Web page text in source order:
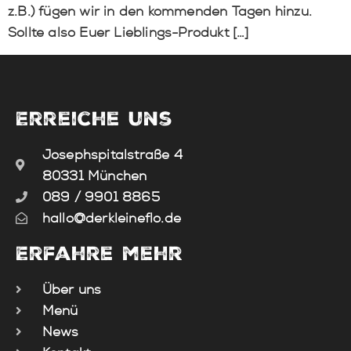
z.B.) fügen wir in den kommenden Tagen hinzu.
Sollte also Euer Lieblings-Produkt […]
Erreiche uns
Josephspitalstraße 4
80331 München
089 / 9901 8865
hallo@derkleineflo.de
Erfahre mehr
Über uns
Menü
News